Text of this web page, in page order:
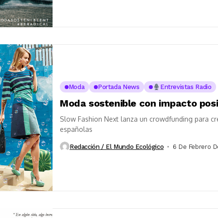
Moda Portada News Entrevistas Radio
Moda sostenible con impacto
Slow Fashion Next lanza un crowdfunding para
españolas
Redacción / El Mundo Ecológico 6 De Febrero